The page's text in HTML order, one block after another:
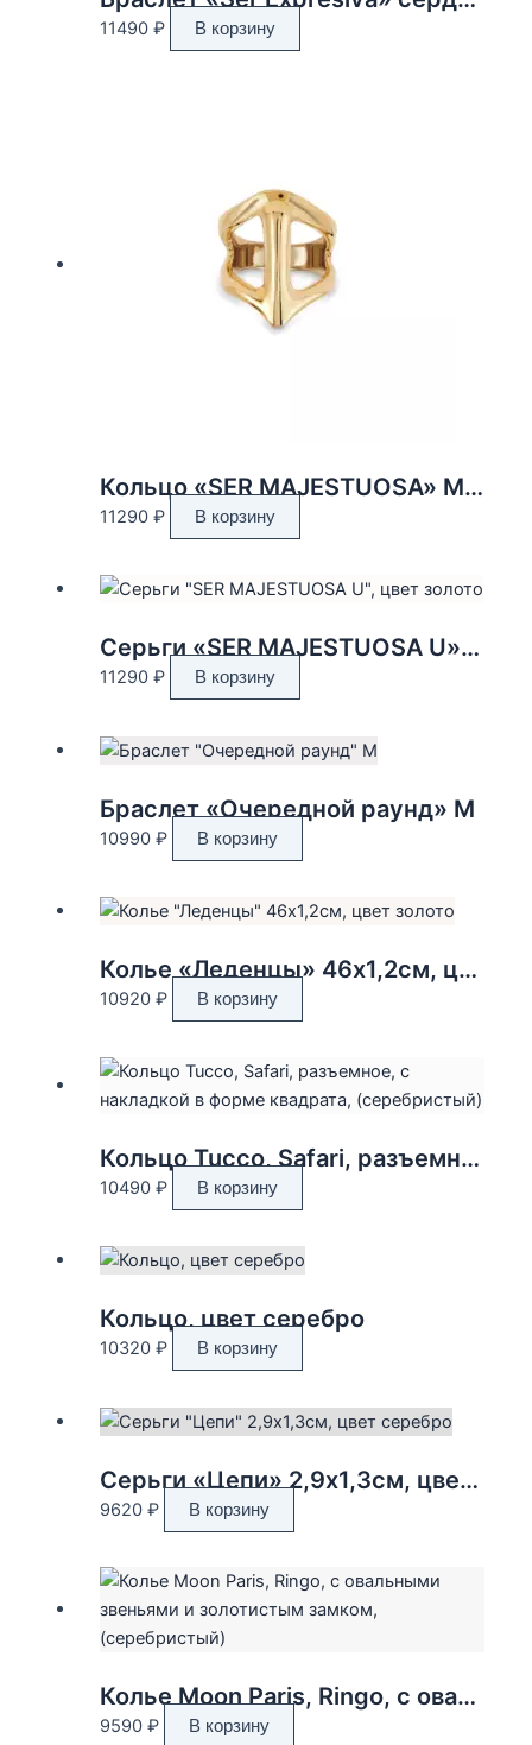
Опции
11490 ₽ В корзину
Кольцо «SER MAJESTUOSA» M, цвет золото
11290 ₽ В корзину
Серьги «SER MAJESTUOSA U», цвет золото
11290 ₽ В корзину
Браслет «Очередной раунд» M
10990 ₽ В корзину
Колье «Леденцы» 46х1,2см, цвет золото
10920 ₽ В корзину
Кольцо Tucco, Safari, разъемное, с накладкой в форме квадрата, (серебристый)
10490 ₽ В корзину
Кольцо, цвет серебро
10320 ₽ В корзину
Серьги «Цепи» 2,9х1,3см, цвет серебро
9620 ₽ В корзину
Колье Moon Paris, Ringo, с овальными звеньями и золотистым замком, (серебристый)
9590 ₽ В корзину